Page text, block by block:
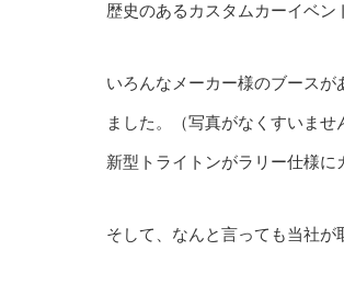
歴史のあるカスタムカーイベン
いろんなメーカー様のブース
ました。（写真がなくすいませ
新型トライトンがラリー仕様
そして、なんと言っても当社